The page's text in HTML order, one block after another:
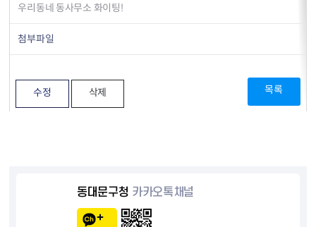
우리동네 동사무소 화이팅!
첨부파일
수정 삭제 목록
동대문구청 카카오톡채널